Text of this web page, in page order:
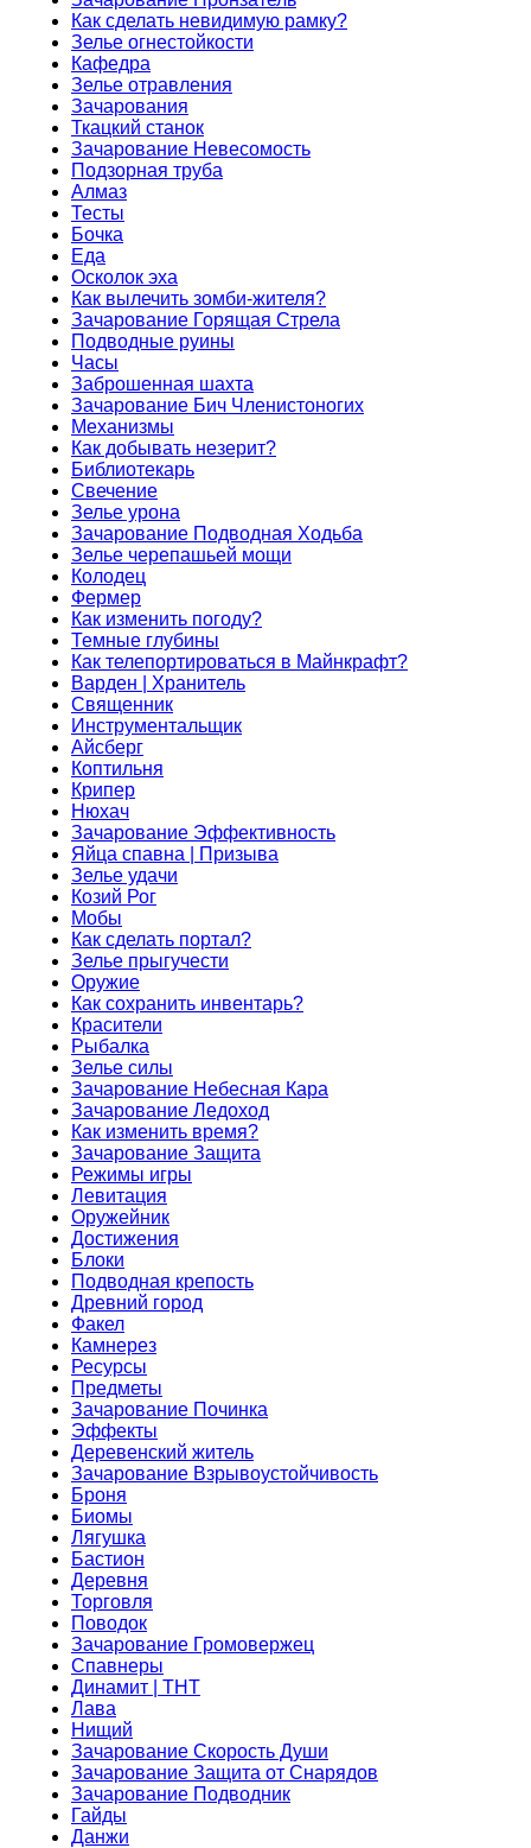
Как сделать невидимую рамку?
Зелье огнестойкости
Кафедра
Зелье отравления
Зачарования
Ткацкий станок
Зачарование Невесомость
Подзорная труба
Алмаз
Тесты
Бочка
Еда
Осколок эха
Как вылечить зомби-жителя?
Зачарование Горящая Стрела
Подводные руины
Часы
Заброшенная шахта
Зачарование Бич Членистоногих
Механизмы
Как добывать незерит?
Библиотекарь
Свечение
Зелье урона
Зачарование Подводная Ходьба
Зелье черепашьей мощи
Колодец
Фермер
Как изменить погоду?
Темные глубины
Как телепортироваться в Майнкрафт?
Варден | Хранитель
Священник
Инструментальщик
Айсберг
Коптильня
Крипер
Нюхач
Зачарование Эффективность
Яйца спавна | Призыва
Зелье удачи
Козий Рог
Мобы
Как сделать портал?
Зелье прыгучести
Оружие
Как сохранить инвентарь?
Красители
Рыбалка
Зелье силы
Зачарование Небесная Кара
Зачарование Ледоход
Как изменить время?
Зачарование Защита
Режимы игры
Левитация
Оружейник
Достижения
Блоки
Подводная крепость
Древний город
Факел
Камнерез
Ресурсы
Предметы
Зачарование Починка
Эффекты
Деревенский житель
Зачарование Взрывоустойчивость
Броня
Биомы
Лягушка
Бастион
Деревня
Торговля
Поводок
Зачарование Громовержец
Спавнеры
Динамит | ТНТ
Лава
Нищий
Зачарование Скорость Души
Зачарование Защита от Снарядов
Зачарование Подводник
Гайды
Данжи